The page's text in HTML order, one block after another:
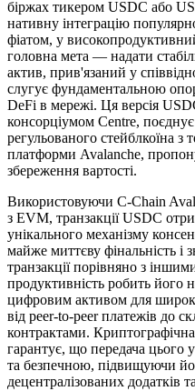
біржах тикером USDC або
нативну інтеграцію
фіатом, у
головна мета — надати
актив, прив'язаний у
слугує фундаментальною
DeFi в мережі. Ця версія
консорціумом Centre, поєднує
регульованого стейблкоїна з
платформи Avalanche,
збереження вартості.
Використовуючи C-Chain
з EVM, транзакції USDC
унікального механізму
майже миттєву фінальність і
транзакції порівняно з
продуктивність робить його
цифровим активом для
від peer-to-peer платежів до
контрактами.
гарантує, що передача цього
та безпечною, підвищуючи
децентралізованих додатків